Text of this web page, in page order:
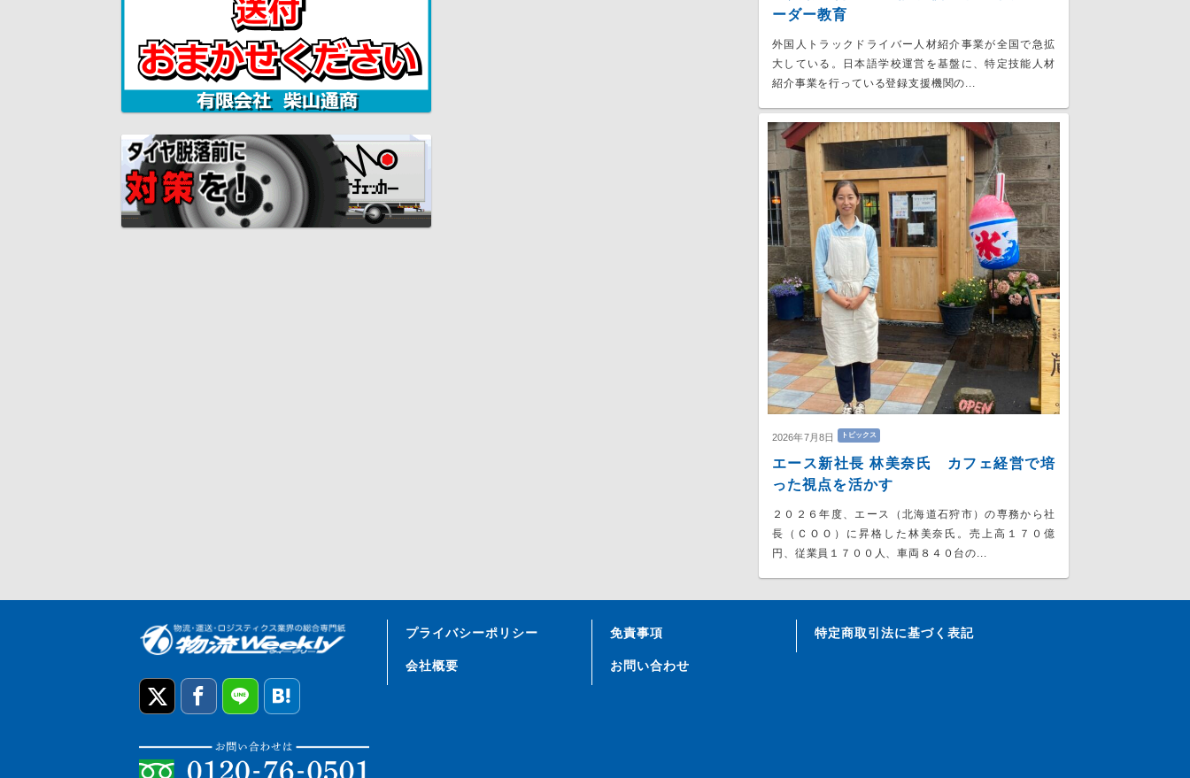
ーダー教育
外国人トラックドライバー人材紹介事業が全国で急拡
大している。日本語学校運営を基盤に、特定技能人材
紹介事業を行っている登録支援機関の...
2026年7月8日 トピックス
エース新社長 林美奈氏 カフェ経営で培
った視点を活かす
２０２６年度、エース（北海道石狩市）の専務から社
長（ＣＯＯ）に昇格した林美奈氏。売上高１７０億
円、従業員１７００人、車両８４０台の...
プライバシーポリシー 免責事項 特定商取引法に基づく表記
会社概要 お問い合わせ